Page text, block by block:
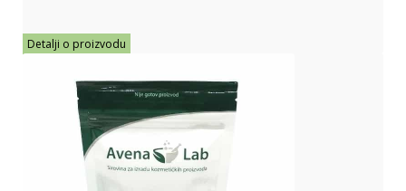
Detalji o proizvodu